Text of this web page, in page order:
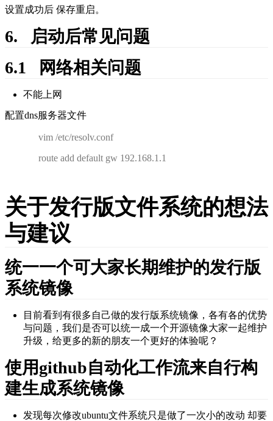
设置成功后 保存重启。
6.   启动后常见问题
6.1   网络相关问题
不能上网
配置dns服务器文件
vim /etc/resolv.conf
route add default gw 192.168.1.1
关于发行版文件系统的想法
与建议
统一一个可大家长期维护的发行版
系统镜像
目前看到有很多自己做的发行版系统镜像，各有各的优势
与问题，我们是否可以统一成一个开源镜像大家一起维护
升级，给更多的新的朋友一个更好的体验呢？
使用github自动化工作流来自行构
建生成系统镜像
发现每次修改ubuntu文件系统只是做了一次小的改动 却要